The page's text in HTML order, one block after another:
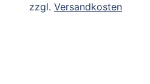
zzgl. Versandkosten